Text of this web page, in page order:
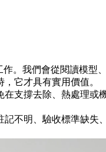
作。我們會從閱讀模型
它才具有實用價值。
支撐去除、熱處理
不明、驗收標準缺